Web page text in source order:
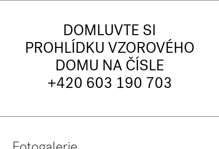
DOMLUVTE SI
PROHLÍDKU VZOROVÉHO
DOMU NA ČÍSLE
+420 603 190 703